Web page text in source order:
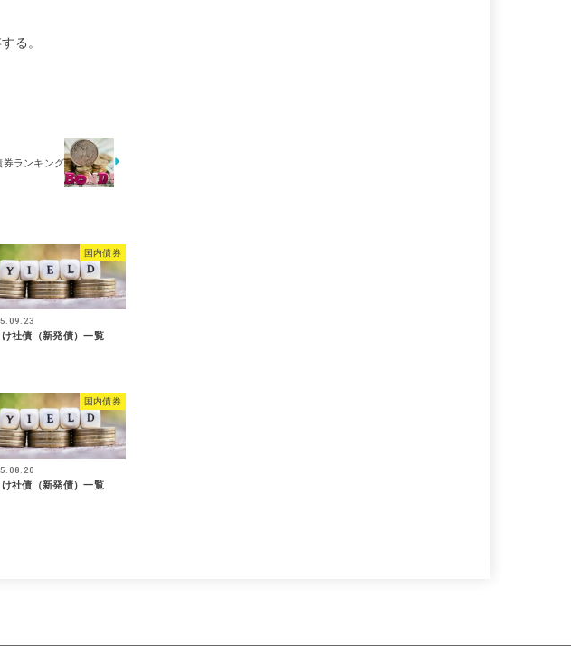
る。
ランキング
国内債券
社債（新発債）一覧
国内債券
社債（新発債）一覧